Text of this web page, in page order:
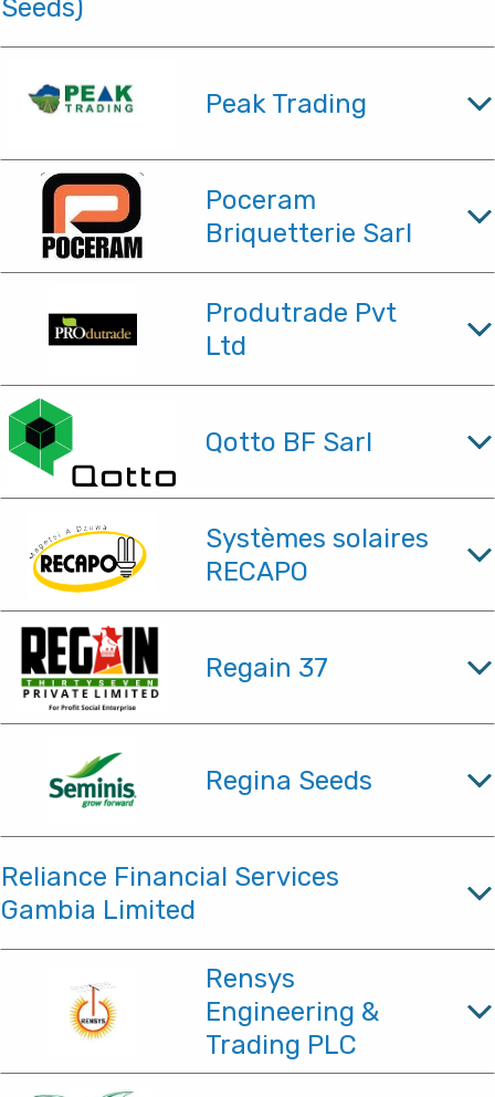
Seeds)
Peak Trading
Poceram
Briquetterie Sarl
Produtrade Pvt
Ltd
Qotto BF Sarl
Systèmes solaires
RECAPO
Regain 37
Regina Seeds
Reliance Financial Services
Gambia Limited
Rensys
Engineering &
Trading PLC